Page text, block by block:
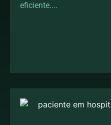
eficiente....